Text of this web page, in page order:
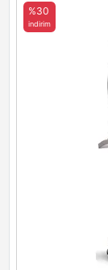
%30
indirim